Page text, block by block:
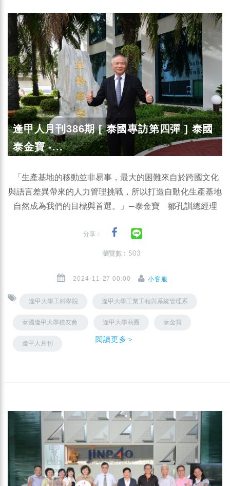
逢甲人月刊386期 [ 泰國專訪第四彈 ] 泰國
泰金寶 -...
「生產基地的移動並非易事，最大的困難來自於跨國文化
與語言差異帶來的人力管理挑戰，所以打造自動化生產基地
自然成為我們的目標與首選。」—泰金寶 鄒孔訓總經理
分享：
瀏覽數 : 503
2024-11-27 00:00 小客服
逢甲大學工科學院 逢甲大學工業工程與系統管理系
泰國逢甲大學校友會 ​ 逢甲大學商圈 泰金寶
逢甲人月刊 閱讀更多＞